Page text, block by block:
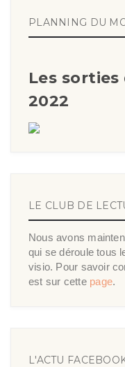
PLANNING DU
Les
2022
LE CLUB DE
Nous avons
qui se déroule tous
visio. Pour savoir
est sur cette page.
L'ACTU